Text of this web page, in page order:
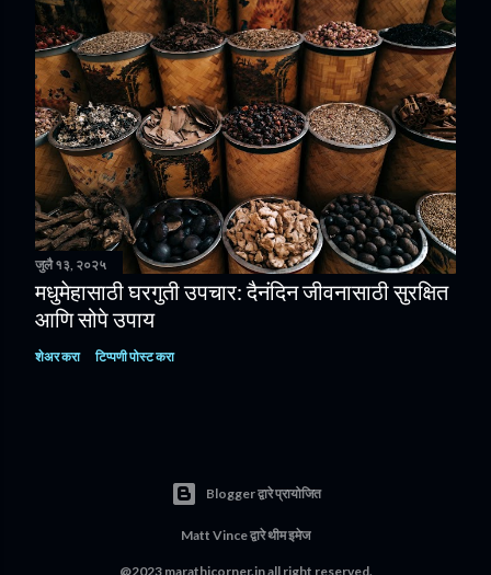
जुलै १३, २०२५
मधुमेहासाठी घरगुती उपचार: दैनंदिन जीवनासाठी सुरक्षित
आणि सोपे उपाय
शेअर करा टिप्पणी पोस्ट करा
Blogger द्वारे प्रायोजित
Matt Vinceद्वारे थीम इमेज
@2023 marathicorner.in all right reserved.